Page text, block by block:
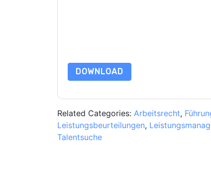
DOWNLOAD
Related Categories: Arbeitsrecht,
Leistungsbeurteilungen,
Talentsuche